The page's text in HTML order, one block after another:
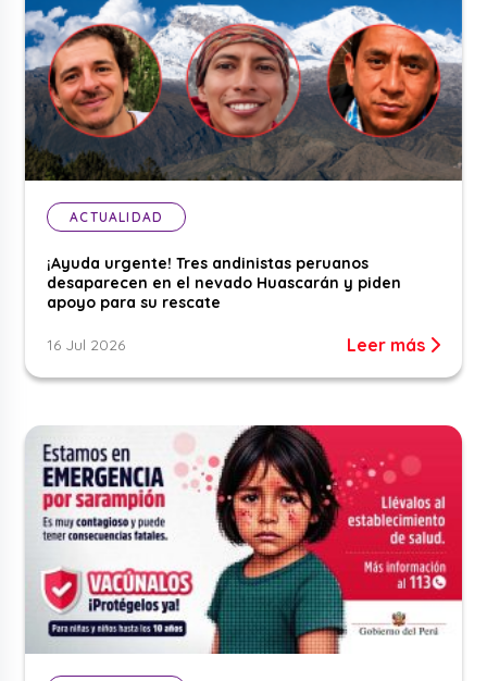
ACTUALIDAD
¡Ayuda urgente! Tres andinistas peruanos
desaparecen en el nevado Huascarán y piden
apoyo para su rescate
16 Jul 2026 Leer más